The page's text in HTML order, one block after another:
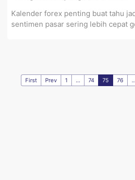
Kalender forex penting buat tahu
sentimen pasar sering lebih cepat
First Prev 1 ... 74 75 76